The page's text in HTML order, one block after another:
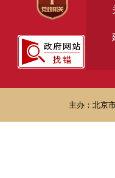
主办：北京